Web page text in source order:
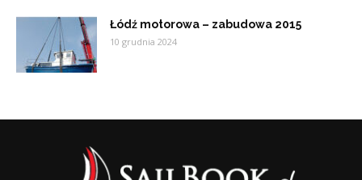
Łódź motorowa – zabudowa 2015
10 grudnia 2024